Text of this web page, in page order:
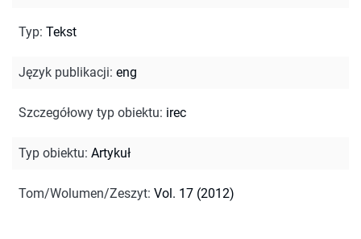
Typ: Tekst
Język publikacji: eng
Szczegółowy typ obiektu: irec
Typ obiektu: Artykuł
Tom/Wolumen/Zeszyt: Vol. 17 (2012)